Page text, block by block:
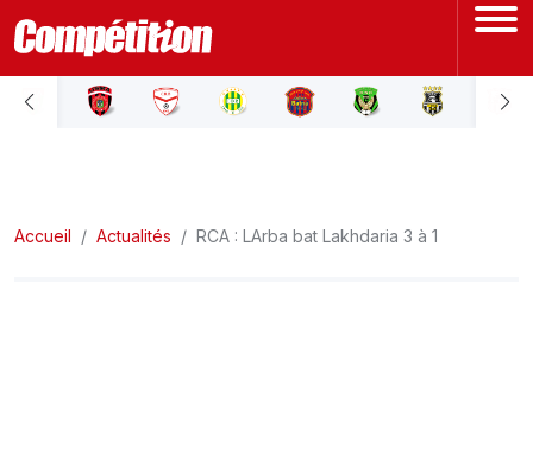
ACCUEIL
LIGUE 2
Accueil Actualités RCA : LArba bat Lakhdaria 3 à 1